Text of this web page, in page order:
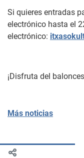
Si quieres entradas
electrónico hasta el
electrónico:
¡Disfruta del
Más noticias